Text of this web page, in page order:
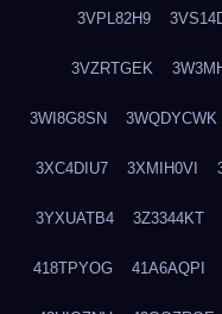
3VPL82H9
3VZRTGEK
3WI8G8SN 3WQDYCWK
3XC4DIU7 3XMIH0VI
3YXUATB4 3Z3344KT
418TPYOG 41A6AQPI